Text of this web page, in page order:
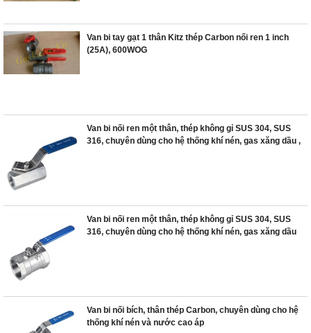
Van bi tay gạt 1 thân Kitz thép Carbon nối ren 1 inch
(25A), 600WOG
Van bi nối ren một thân, thép không gỉ SUS 304, SUS
316, chuyên dùng cho hệ thống khí nén, gas xăng dầu ,
Van bi nối ren một thân, thép không gỉ SUS 304, SUS
316, chuyên dùng cho hệ thống khí nén, gas xăng dầu
Van bi nối bích, thân thép Carbon, chuyên dùng cho hệ
thống khí nén và nước cao áp